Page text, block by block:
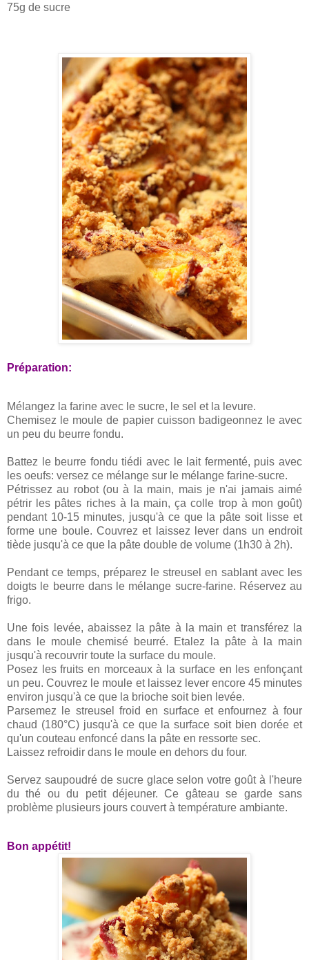
75g de sucre
Préparation:
Mélangez la farine avec le sucre, le sel et la levure.
Chemisez le moule de papier cuisson badigeonnez le avec
un peu du beurre fondu.
Battez le beurre fondu tiédi avec le lait fermenté, puis avec
les oeufs: versez ce mélange sur le mélange farine-sucre.
Pétrissez au robot (ou à la main, mais je n'ai jamais aimé
pétrir les pâtes riches à la main, ça colle trop à mon goût)
pendant 10-15 minutes, jusqu'à ce que la pâte soit lisse et
forme une boule. Couvrez et laissez lever dans un endroit
tiède jusqu'à ce que la pâte double de volume (1h30 à 2h).
Pendant ce temps, préparez le streusel en sablant avec les
doigts le beurre dans le mélange sucre-farine. Réservez au
frigo.
Une fois levée, abaissez la pâte à la main et transférez la
dans le moule chemisé beurré. Etalez la pâte à la main
jusqu'à recouvrir toute la surface du moule.
Posez les fruits en morceaux à la surface en les enfonçant
un peu. Couvrez le moule et laissez lever encore 45 minutes
environ jusqu'à ce que la brioche soit bien levée.
Parsemez le streusel froid en surface et enfournez à four
chaud (180°C) jusqu'à ce que la surface soit bien dorée et
qu'un couteau enfoncé dans la pâte en ressorte sec.
Laissez refroidir dans le moule en dehors du four.
Servez saupoudré de sucre glace selon votre goût à l'heure
du thé ou du petit déjeuner. Ce gâteau se garde sans
problème plusieurs jours couvert à température ambiante.
Bon appétit!